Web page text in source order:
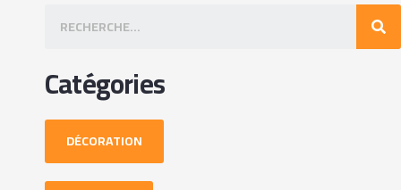
Catégories
DÉCORATION